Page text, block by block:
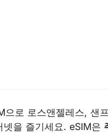
로 로스앤젤레스, 샌
넷을 즐기세요. eSIM은